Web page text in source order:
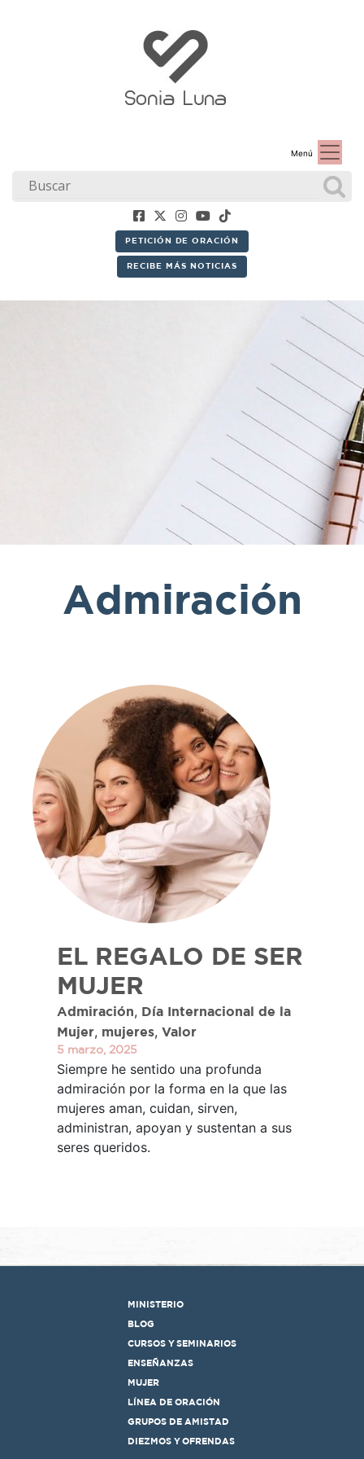
Menú
PETICIÓN DE ORACIÓN
RECIBE MÁS NOTICIAS
Admiración
EL REGALO DE SER
MUJER
Admiración, Día Internacional de la
Mujer, mujeres, Valor
5 marzo, 2025
Siempre he sentido una profunda
admiración por la forma en la que las
mujeres aman, cuidan, sirven,
administran, apoyan y sustentan a sus
seres queridos.
MINISTERIO
BLOG
CURSOS Y SEMINARIOS
ENSEÑANZAS
MUJER
LÍNEA DE ORACIÓN
GRUPOS DE AMISTAD
DIEZMOS Y OFRENDAS